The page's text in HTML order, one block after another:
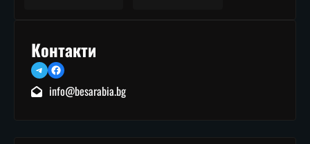
Контакти
TelegramFacebook
info@besarabia.bg